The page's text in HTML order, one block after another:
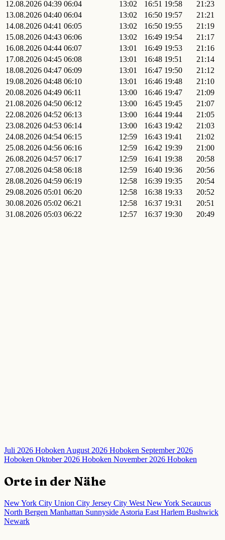
12.08.2026 04:39 06:04 13:02 16:51 19:58
21:23
13.08.2026 04:40 06:04 13:02 16:50 19:57
21:21
14.08.2026 04:41 06:05 13:02 16:50 19:55
21:19
15.08.2026 04:43 06:06 13:02 16:49 19:54
21:17
16.08.2026 04:44 06:07 13:01 16:49 19:53
21:16
17.08.2026 04:45 06:08 13:01 16:48 19:51
21:14
18.08.2026 04:47 06:09 13:01 16:47 19:50
21:12
19.08.2026 04:48 06:10 13:01 16:46 19:48
21:10
20.08.2026 04:49 06:11 13:00 16:46 19:47
21:09
21.08.2026 04:50 06:12 13:00 16:45 19:45
21:07
22.08.2026 04:52 06:13 13:00 16:44 19:44
21:05
23.08.2026 04:53 06:14 13:00 16:43 19:42
21:03
24.08.2026 04:54 06:15 12:59 16:43 19:41
21:02
25.08.2026 04:56 06:16 12:59 16:42 19:39
21:00
26.08.2026 04:57 06:17 12:59 16:41 19:38
20:58
27.08.2026 04:58 06:18 12:59 16:40 19:36
20:56
28.08.2026 04:59 06:19 12:58 16:39 19:35
20:54
29.08.2026 05:01 06:20 12:58 16:38 19:33
20:52
30.08.2026 05:02 06:21 12:58 16:37 19:31
20:51
31.08.2026 05:03 06:22 12:57 16:37 19:30 20:49
Juli 2026 HobokenAugust 2026 Hoboken September 2026
Hoboken Oktober 2026 Hoboken November 2026 Hoboken
Orte in der Nähe
New York City Union City Jersey City West New York Secaucus
North Bergen Manhattan Sunnyside Astoria East Harlem Bushwick
Newark